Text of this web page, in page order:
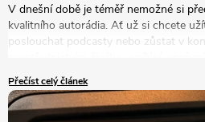
V dnešní době je téměř nemožné si
kvalitního autorádia. Ať už si chcete
poslouchat podcasty nebo zůstat v
výrazně zlepšit vaše zážitky na
podíváme na to, jak vybrat autorádio,
vašim potřebám a představám.
Přečíst celý článek